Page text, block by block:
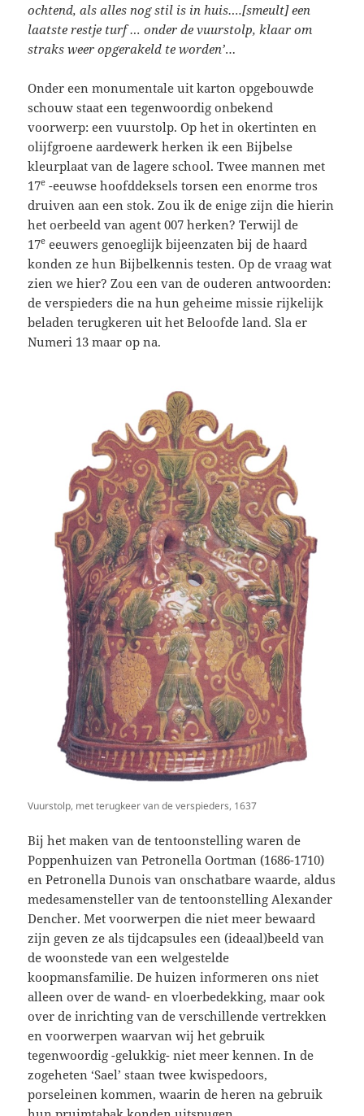
ochtend, als alles nog stil is in huis….[smeult] een
laatste restje turf … onder de vuurstolp, klaar om
straks weer opgerakeld te worden’…
Onder een monumentale uit karton opgebouwde
schouw staat een tegenwoordig onbekend
voorwerp: een vuurstolp. Op het in okertinten en
olijfgroene aardewerk herken ik een Bijbelse
kleurplaat van de lagere school. Twee mannen met
17e -eeuwse hoofddeksels torsen een enorme tros
druiven aan een stok. Zou ik de enige zijn die hierin
het oerbeeld van agent 007 herken? Terwijl de
17e eeuwers genoeglijk bijeenzaten bij de haard
konden ze hun Bijbelkennis testen. Op de vraag wat
zien we hier? Zou een van de ouderen antwoorden:
de verspieders die na hun geheime missie rijkelijk
beladen terugkeren uit het Beloofde land. Sla er
Numeri 13 maar op na.
Vuurstolp, met terugkeer van de verspieders, 1637
Bij het maken van de tentoonstelling waren de
Poppenhuizen van Petronella Oortman (1686-1710)
en Petronella Dunois van onschatbare waarde, aldus
medesamensteller van de tentoonstelling Alexander
Dencher. Met voorwerpen die niet meer bewaard
zijn geven ze als tijdcapsules een (ideaal)beeld van
de woonstede van een welgestelde
koopmansfamilie. De huizen informeren ons niet
alleen over de wand- en vloerbedekking, maar ook
over de inrichting van de verschillende vertrekken
en voorwerpen waarvan wij het gebruik
tegenwoordig -gelukkig- niet meer kennen. In de
zogeheten ‘Sael’ staan twee kwispedoors,
porseleinen kommen, waarin de heren na gebruik